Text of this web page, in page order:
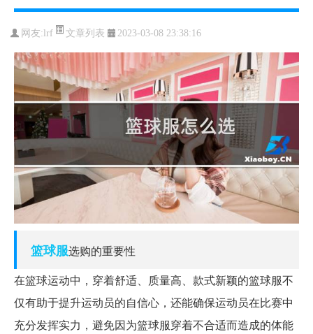
网友: lrf 文章列表 2023-03-08 23:38:16
篮球服选购的重要性
在篮球运动中，穿着舒适、质量高、款式新颖的篮球服不
仅有助于提升运动员的自信心，还能确保运动员在比赛中
充分发挥实力，避免因为篮球服穿着不合适而造成的体能